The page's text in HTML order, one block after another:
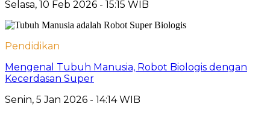
Selasa, 10 Feb 2026 - 15:15 WIB
Pendidikan
Mengenal Tubuh Manusia, Robot Biologis dengan
Kecerdasan Super
Senin, 5 Jan 2026 - 14:14 WIB